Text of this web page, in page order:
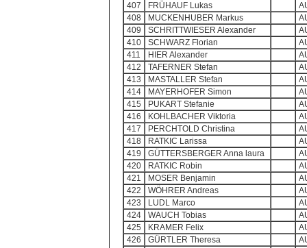
407
FRÜHAUF Lukas
408
MUCKENHUBER Markus
409
SCHRITTWIESER Alexander
410
SCHWARZ Florian
411
HIER Alexander
412
TAFERNER Stefan
413
MASTALLER Stefan
414
MAYERHOFER Simon
415
PUKART Stefanie
416
KOHLBACHER Viktoria
417
PERCHTOLD Christina
418
RATKIC Larissa
419
GÜTTERSBERGER Anna laura
420
RATKIC Robin
421
MOSER Benjamin
422
WÖHRER Andreas
423
LUDL Marco
424
WAUCH Tobias
425
KRAMER Felix
426
GÜRTLER Theresa